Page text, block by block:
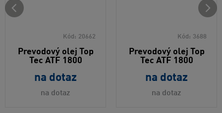
Kód: 20662
Prevodový olej Top
Tec ATF 1800
na dotaz
na dotaz
Kód: 3688
Prevodový olej Top
Tec ATF 1800
na dotaz
na dotaz